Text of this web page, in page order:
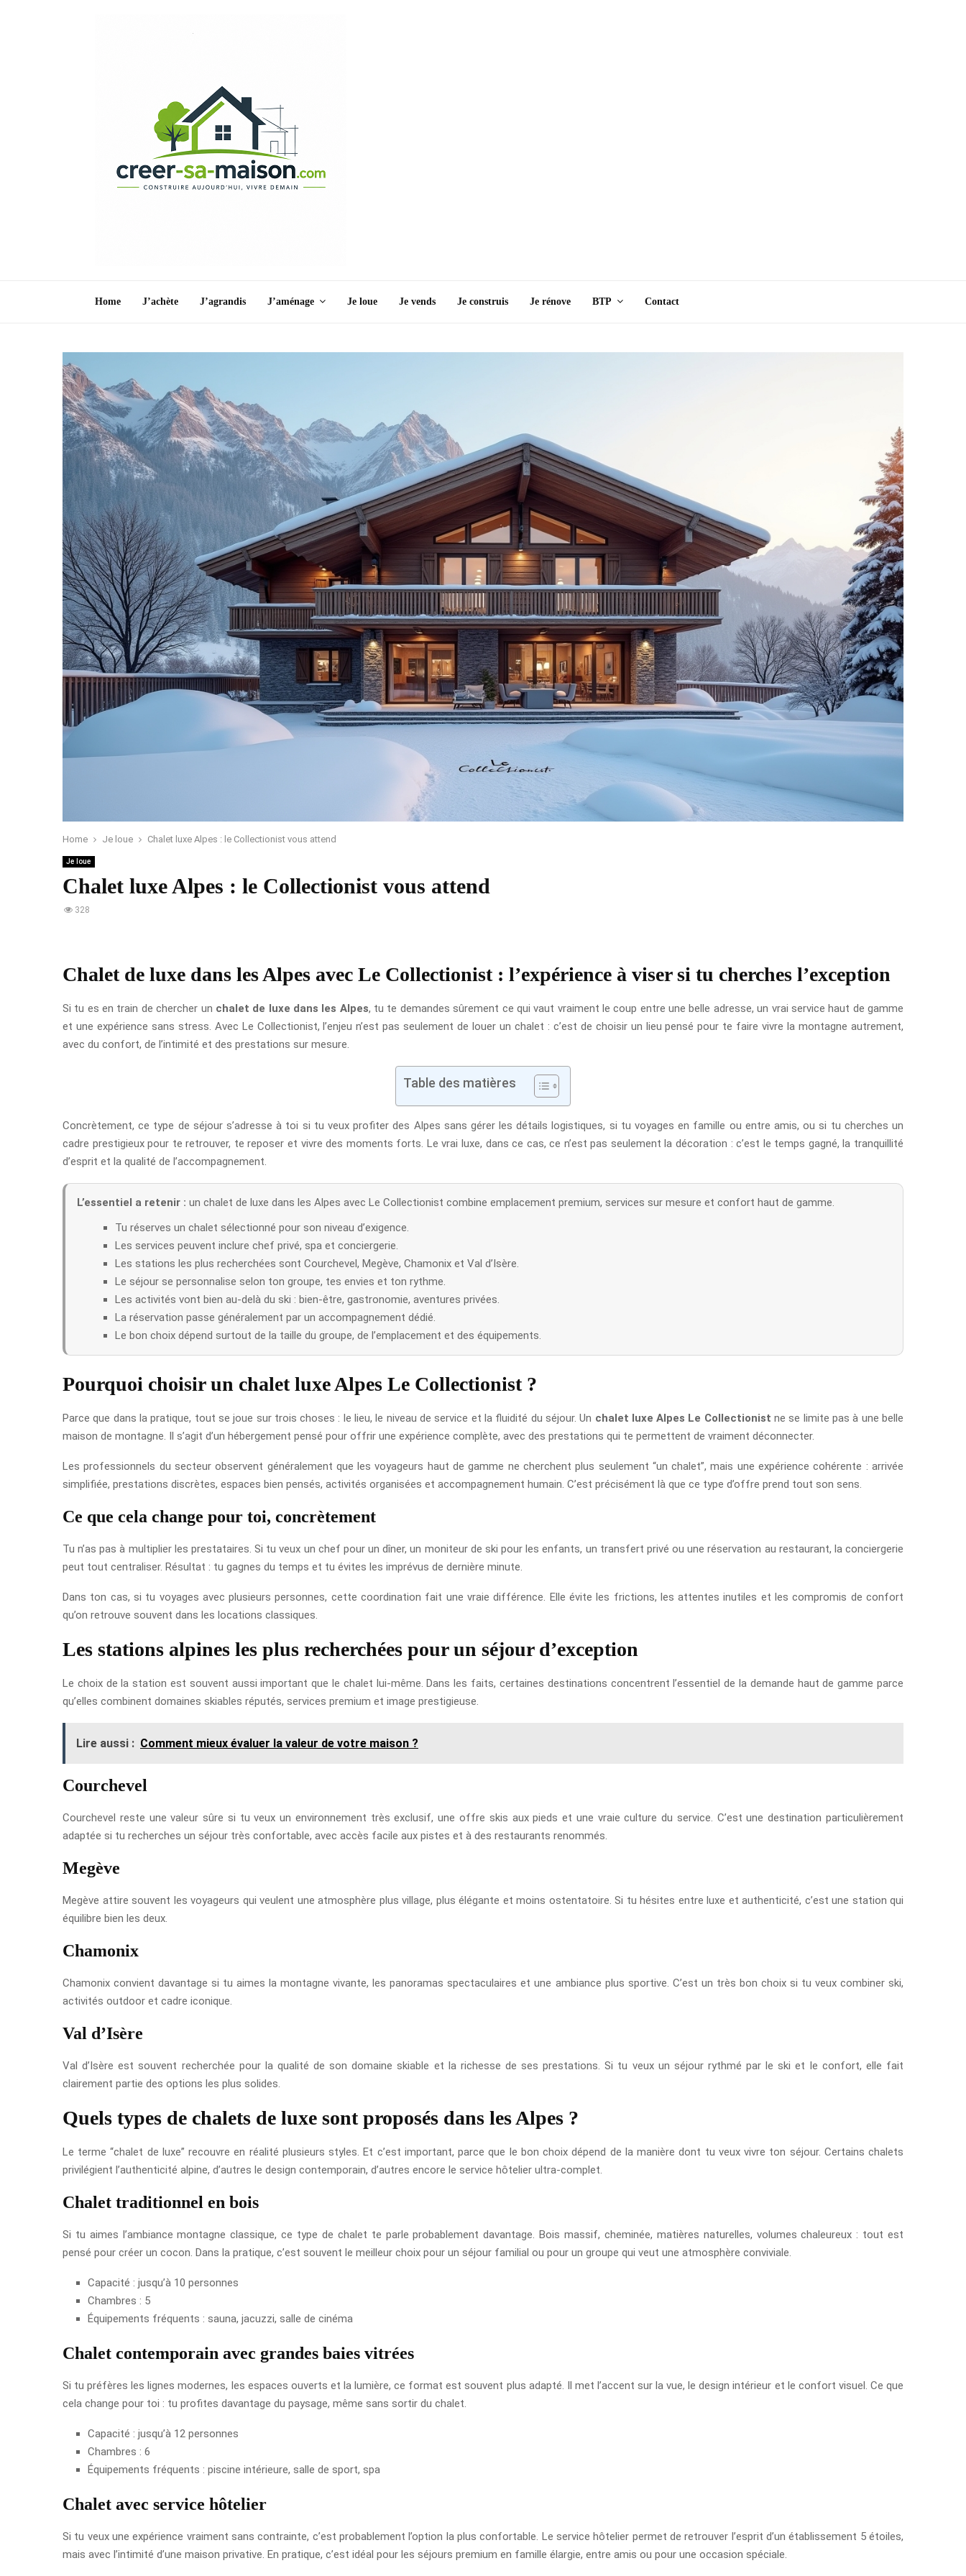
Home J’achète J’agrandis J’aménage Je loue Je vends Je construis Je rénove BTP Contact
Home Je loue Chalet luxe Alpes : le Collectionist vous attend
Je loue
Chalet luxe Alpes : le Collectionist vous attend
328
Chalet de luxe dans les Alpes avec Le Collectionist : l’expérience à viser si tu cherches l’exception
Si tu es en train de chercher un chalet de luxe dans les Alpes, tu te demandes sûrement ce qui vaut vraiment le coup entre une belle adresse, un vrai service haut de gamme
et une expérience sans stress. Avec Le Collectionist, l’enjeu n’est pas seulement de louer un chalet : c’est de choisir un lieu pensé pour te faire vivre la montagne autrement,
avec du confort, de l’intimité et des prestations sur mesure.
Table des matières
Concrètement, ce type de séjour s’adresse à toi si tu veux profiter des Alpes sans gérer les détails logistiques, si tu voyages en famille ou entre amis, ou si tu cherches un
cadre prestigieux pour te retrouver, te reposer et vivre des moments forts. Le vrai luxe, dans ce cas, ce n’est pas seulement la décoration : c’est le temps gagné, la tranquillité
d’esprit et la qualité de l’accompagnement.
L’essentiel a retenir : un chalet de luxe dans les Alpes avec Le Collectionist combine emplacement premium, services sur mesure et confort haut de gamme.
Tu réserves un chalet sélectionné pour son niveau d’exigence.
Les services peuvent inclure chef privé, spa et conciergerie.
Les stations les plus recherchées sont Courchevel, Megève, Chamonix et Val d’Isère.
Le séjour se personnalise selon ton groupe, tes envies et ton rythme.
Les activités vont bien au-delà du ski : bien-être, gastronomie, aventures privées.
La réservation passe généralement par un accompagnement dédié.
Le bon choix dépend surtout de la taille du groupe, de l’emplacement et des équipements.
Pourquoi choisir un chalet luxe Alpes Le Collectionist ?
Parce que dans la pratique, tout se joue sur trois choses : le lieu, le niveau de service et la fluidité du séjour. Un chalet luxe Alpes Le Collectionist ne se limite pas à une belle
maison de montagne. Il s’agit d’un hébergement pensé pour offrir une expérience complète, avec des prestations qui te permettent de vraiment déconnecter.
Les professionnels du secteur observent généralement que les voyageurs haut de gamme ne cherchent plus seulement “un chalet”, mais une expérience cohérente : arrivée
simplifiée, prestations discrètes, espaces bien pensés, activités organisées et accompagnement humain. C’est précisément là que ce type d’offre prend tout son sens.
Ce que cela change pour toi, concrètement
Tu n’as pas à multiplier les prestataires. Si tu veux un chef pour un dîner, un moniteur de ski pour les enfants, un transfert privé ou une réservation au restaurant, la conciergerie
peut tout centraliser. Résultat : tu gagnes du temps et tu évites les imprévus de dernière minute.
Dans ton cas, si tu voyages avec plusieurs personnes, cette coordination fait une vraie différence. Elle évite les frictions, les attentes inutiles et les compromis de confort
qu’on retrouve souvent dans les locations classiques.
Les stations alpines les plus recherchées pour un séjour d’exception
Le choix de la station est souvent aussi important que le chalet lui-même. Dans les faits, certaines destinations concentrent l’essentiel de la demande haut de gamme parce
qu’elles combinent domaines skiables réputés, services premium et image prestigieuse.
Lire aussi : Comment mieux évaluer la valeur de votre maison ?
Courchevel
Courchevel reste une valeur sûre si tu veux un environnement très exclusif, une offre skis aux pieds et une vraie culture du service. C’est une destination particulièrement
adaptée si tu recherches un séjour très confortable, avec accès facile aux pistes et à des restaurants renommés.
Megève
Megève attire souvent les voyageurs qui veulent une atmosphère plus village, plus élégante et moins ostentatoire. Si tu hésites entre luxe et authenticité, c’est une station qui
équilibre bien les deux.
Chamonix
Chamonix convient davantage si tu aimes la montagne vivante, les panoramas spectaculaires et une ambiance plus sportive. C’est un très bon choix si tu veux combiner ski,
activités outdoor et cadre iconique.
Val d’Isère
Val d’Isère est souvent recherchée pour la qualité de son domaine skiable et la richesse de ses prestations. Si tu veux un séjour rythmé par le ski et le confort, elle fait
clairement partie des options les plus solides.
Quels types de chalets de luxe sont proposés dans les Alpes ?
Le terme “chalet de luxe” recouvre en réalité plusieurs styles. Et c’est important, parce que le bon choix dépend de la manière dont tu veux vivre ton séjour. Certains chalets
privilégient l’authenticité alpine, d’autres le design contemporain, d’autres encore le service hôtelier ultra-complet.
Chalet traditionnel en bois
Si tu aimes l’ambiance montagne classique, ce type de chalet te parle probablement davantage. Bois massif, cheminée, matières naturelles, volumes chaleureux : tout est
pensé pour créer un cocon. Dans la pratique, c’est souvent le meilleur choix pour un séjour familial ou pour un groupe qui veut une atmosphère conviviale.
Capacité : jusqu’à 10 personnes
Chambres : 5
Équipements fréquents : sauna, jacuzzi, salle de cinéma
Chalet contemporain avec grandes baies vitrées
Si tu préfères les lignes modernes, les espaces ouverts et la lumière, ce format est souvent plus adapté. Il met l’accent sur la vue, le design intérieur et le confort visuel. Ce que
cela change pour toi : tu profites davantage du paysage, même sans sortir du chalet.
Capacité : jusqu’à 12 personnes
Chambres : 6
Équipements fréquents : piscine intérieure, salle de sport, spa
Chalet avec service hôtelier
Si tu veux une expérience vraiment sans contrainte, c’est probablement l’option la plus confortable. Le service hôtelier permet de retrouver l’esprit d’un établissement 5 étoiles,
mais avec l’intimité d’une maison privative. En pratique, c’est idéal pour les séjours premium en famille élargie, entre amis ou pour une occasion spéciale.